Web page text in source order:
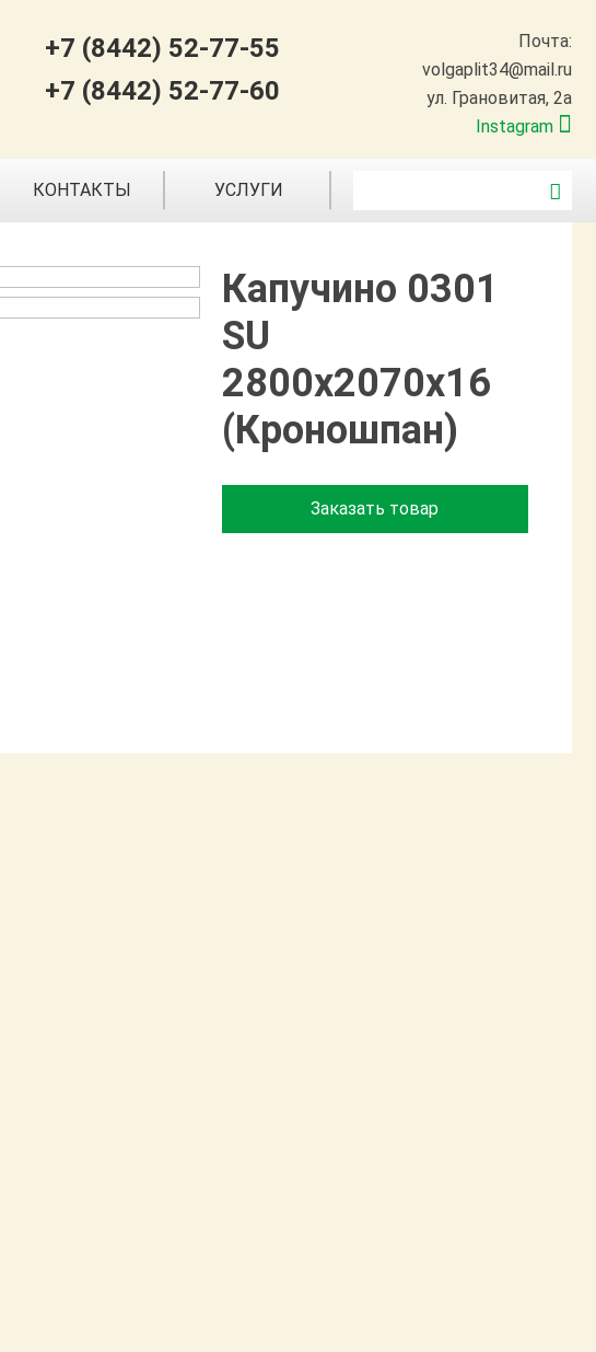
+7 (8442) 52-77-55
+7 (8442) 52-77-60
Почта:
volgaplit34@mail.ru
ул. Грановитая, 2а
Instagram
КОНТАКТЫ УСЛУГИ
Капучино 0301
SU
2800х2070х16
(Кроношпан)
Заказать товар